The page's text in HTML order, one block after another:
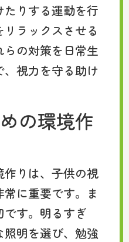
たりする運動を行
ラックスさせる
らの対策を日常生
視力を守る助け
の環境作
りは、子供の視
に重要です。ま
す。明るすぎ
明を選び、勉強